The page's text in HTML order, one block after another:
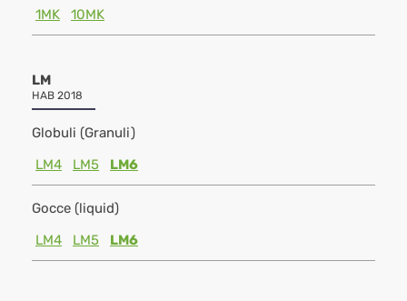
1MK
10MK
LM
HAB 2018
Globuli (Granuli)
LM4
LM5 LM6
Gocce (liquid)
LM4
LM5 LM6